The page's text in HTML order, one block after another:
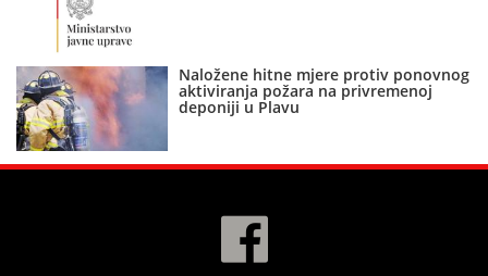
Naložene hitne mjere protiv ponovnog
aktiviranja požara na privremenoj
deponiji u Plavu